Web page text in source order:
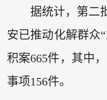
据统计，第二
安已推动化解群众
积案665件，其中
事项156件。